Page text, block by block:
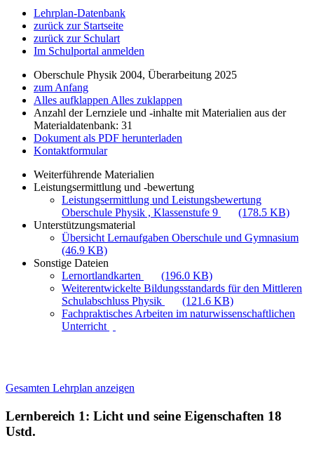
Lehrplan-Datenbank
zurück zur Startseite
zurück zur Schulart
Im Schulportal anmelden
Oberschule Physik 2004, Überarbeitung 2025
zum Anfang
Alles aufklappen Alles zuklappen
Anzahl der Lernziele und -inhalte mit Materialien aus der
Materialdatenbank: 31
Dokument als PDF herunterladen
Kontaktformular
Weiterführende Materialien
Leistungsermittlung und -bewertung
Leistungsermittlung und Leistungsbewertung
Oberschule Physik , Klassenstufe 9
(178.5 KB)
Unterstützungsmaterial
Übersicht Lernaufgaben Oberschule und Gymnasium
(46.9 KB)
Sonstige Dateien
Lernortlandkarten
(196.0 KB)
Weiterentwickelte Bildungsstandards für den Mittleren
Schulabschluss Physik
(121.6 KB)
Fachpraktisches Arbeiten im naturwissenschaftlichen
Unterricht
Gesamten Lehrplan anzeigen
Lernbereich 1: Licht und seine Eigenschaften 18
Ustd.